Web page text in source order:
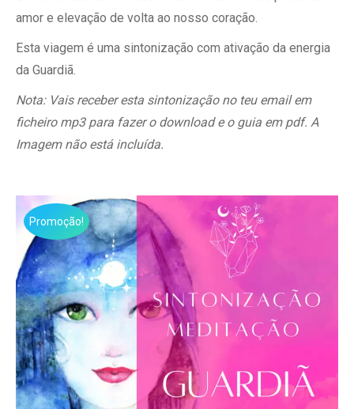
amor e elevação de volta ao nosso coração.
Esta viagem é uma sintonização com ativação da energia
da Guardiã.
Nota: Vais receber esta sintonização no teu email em
ficheiro mp3 para fazer o download e o guia em pdf. A
Imagem não está incluída.
Promoção!